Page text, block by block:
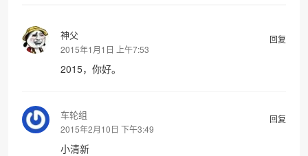
神父
2015年1月1日 上午7:53
2015，你好。
回复
车轮组
2015年2月10日 下午3:49
小清新
回复